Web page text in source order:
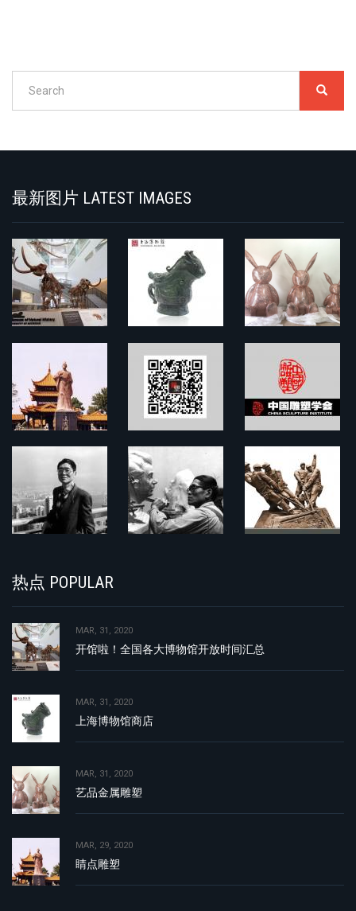
最新图片 LATEST IMAGES
热点 POPULAR
MAR, 31, 2020
开馆啦！全国各大博物馆开放时间汇总
MAR, 31, 2020
上海博物馆商店
MAR, 31, 2020
艺品金属雕塑
MAR, 29, 2020
睛点雕塑